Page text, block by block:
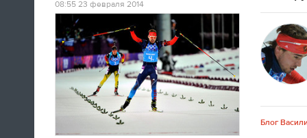
08:5523 февраля 2014
Блог